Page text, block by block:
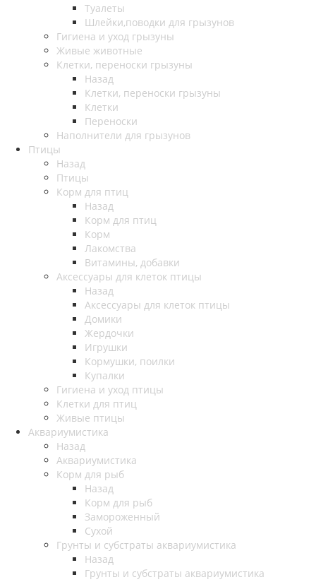
Туалеты
Шлейки,поводки для грызунов
Гигиена и уход грызуны
Живые животные
Клетки, переноски грызуны
Назад
Клетки, переноски грызуны
Клетки
Переноски
Наполнители для грызунов
Птицы
Назад
Птицы
Корм для птиц
Назад
Корм для птиц
Корм
Лакомства
Витамины, добавки
Аксессуары для клеток птицы
Назад
Аксессуары для клеток птицы
Домики
Жердочки
Игрушки
Кормушки, поилки
Купалки
Гигиена и уход птицы
Клетки для птиц
Живые птицы
Аквариумистика
Назад
Аквариумистика
Корм для рыб
Назад
Корм для рыб
Замороженный
Сухой
Грунты и субстраты аквариумистика
Назад
Грунты и субстраты аквариумистика